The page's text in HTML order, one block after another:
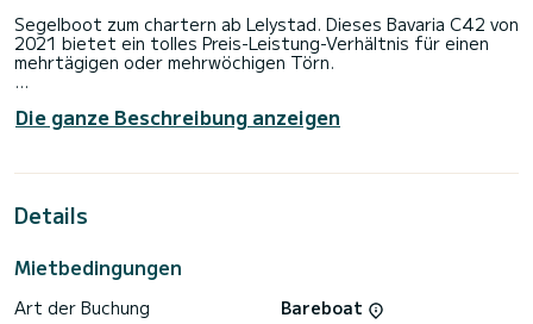
Segelboot zum chartern ab Lelystad. Dieses Bavaria C42 von
2021 bietet ein tolles Preis-Leistung-Verhältnis für einen
mehrtägigen oder mehrwöchigen Törn.
Segelboot mit 12 Metern Länge verbringen? Sie können mit
folgender Ausrüstung ausgestattet: Autopilot,
Deckdusche.
Die ganze Beschreibung anzeigen
Details
Mietbedingungen
Art der Buchung
Bareboat